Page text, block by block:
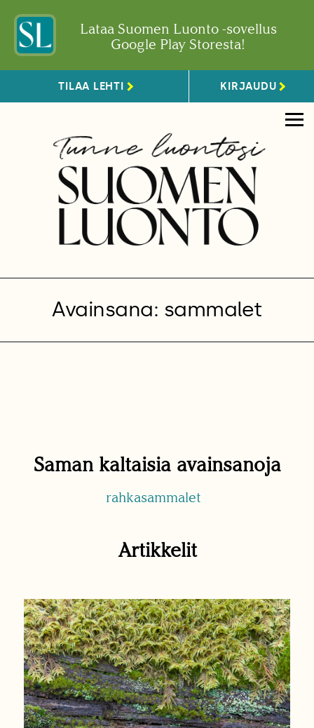
Lataa Suomen Luonto -sovellus
Google Play Storesta!
TILAA LEHTI KIRJAUDU
Avainsana: sammalet
Saman kaltaisia avainsanoja
rahkasammalet
Artikkelit